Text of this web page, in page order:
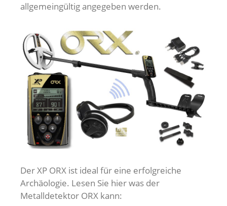
allgemeingültig angegeben werden.
Der XP ORX ist ideal für eine erfolgreiche
Archäologie. Lesen Sie hier was der
Metalldetektor ORX kann: